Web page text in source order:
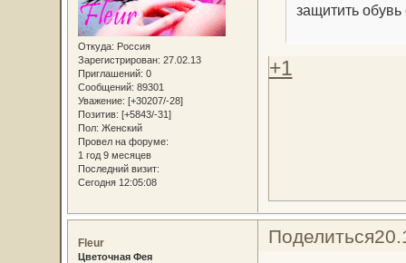
Откуда: Россия
Зарегистрирован: 27.02.13
Приглашений: 0
Сообщений: 89301
Уважение: [+30207/-28]
Позитив: [+5843/-31]
Пол: Женский
Провел на форуме:
1 год 9 месяцев
Последний визит:
Сегодня 12:05:08
защитить
+1
Поделиться
Fleur
Цветочная Фея